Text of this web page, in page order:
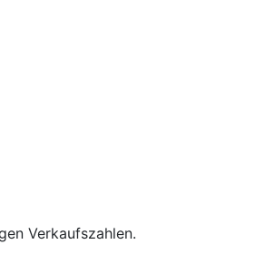
Verkaufszahlen.